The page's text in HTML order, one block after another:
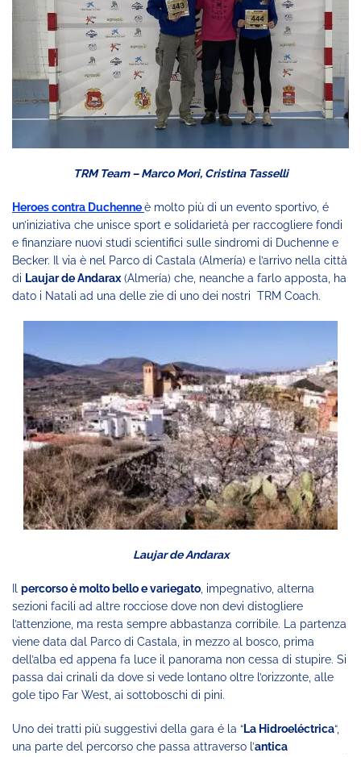
TRM Team – Marco Mori, Cristina Tasselli
Heroes contra Duchenneè molto più di un evento sportivo, é
un’iniziativa che unisce sport e solidarietà per raccogliere fondi
e finanziare nuovi studi scientifici sulle sindromi di Duchenne e
Becker. Il via è nel Parco di Castala (Almería) e l’arrivo nella città
di Laujar de Andarax (Almería) che, neanche a farlo apposta, ha
dato i Natali ad una delle zie di uno dei nostri TRM Coach.
Laujar de Andarax
Il percorso è molto bello e variegato, impegnativo, alterna
sezioni facili ad altre rocciose dove non devi distogliere
l’attenzione, ma resta sempre abbastanza corribile. La partenza
viene data dal Parco di Castala, in mezzo al bosco, prima
dell’alba ed appena fa luce il panorama non cessa di stupire. Si
passa dai crinali da dove si vede lontano oltre l’orizzonte, alle
gole tipo Far West, ai sottoboschi di pini.
Uno dei tratti più suggestivi della gara é la “La Hidroeléctrica“,
una parte del percorso che passa attraverso l’antica